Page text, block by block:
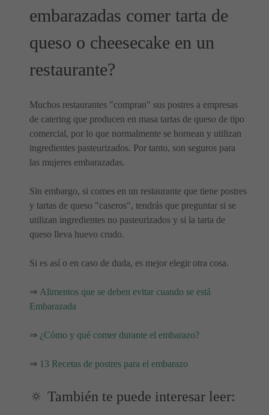
embarazadas comer tarta de
queso o cheesecake en un
restaurante?
Muchos restaurantes "compran" sus postres a empresas
de catering que producen en masa tartas de queso de tipo
comercial, por lo que normalmente se hornean y utilizan
ingredientes pasteurizados. Por tanto, son seguros para
las mujeres embarazadas.
Sin embargo, si comes en un restaurante que tiene postres
y tartas de queso "caseros", tendrás que preguntar si se
utilizan ingredientes no pasteurizados y si la tarta de
queso lleva huevo crudo.
Si es así o en caso de duda, es mejor elegir otra cosa.
⇒ Alimentos que se deben evitar cuando se está
Embarazada
⇒ ¿Cómo y qué comer durante el embarazo?
⇒ 13 Recetas de postres para el embarazo
🔅 También te puede interesar leer: